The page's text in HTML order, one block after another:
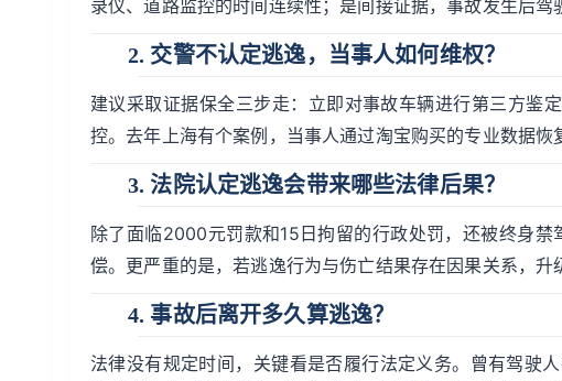
录仪、道路监控的时间连续性；是间接证据，事故发生后驾
2. 交警不认定逃逸，当事人如何维权？
建议采取证据保全三步走：立即对事故车辆进行第三方鉴
控。去年上海有个案例，当事人通过淘宝购买的专业数据
3. 法院认定逃逸会带来哪些法律后果？
除了面临2000元罚款和15日拘留的行政处罚，还被终身
偿。更严重的是，若逃逸行为与伤亡结果存在因果关系，升
4. 事故后离开多久算逃逸？
法律没有规定时间，关键看是否履行法定义务。曾有驾驶